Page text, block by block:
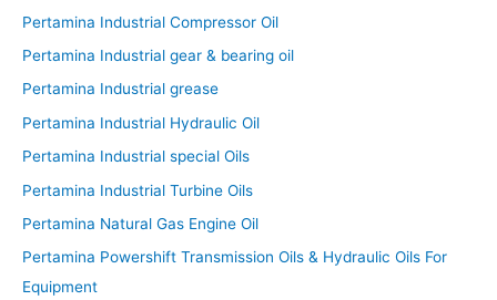
Pertamina Industrial Compressor Oil
Pertamina Industrial gear & bearing oil
Pertamina Industrial grease
Pertamina Industrial Hydraulic Oil
Pertamina Industrial special Oils
Pertamina Industrial Turbine Oils
Pertamina Natural Gas Engine Oil
Pertamina Powershift Transmission Oils & Hydraulic Oils For
Equipment